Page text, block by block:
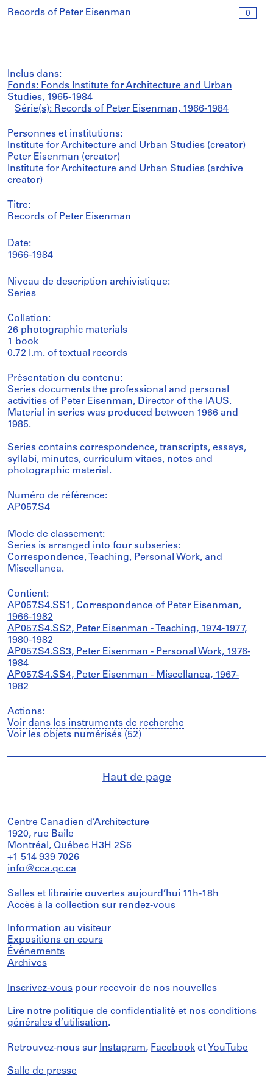
0
Records of Peter Eisenman
Inclus dans:
Fonds: Fonds Institute for Architecture and Urban
Studies, 1965-1984
Série(s): Records of Peter Eisenman, 1966-1984
Personnes et institutions:
Institute for Architecture and Urban Studies (creator)
Peter Eisenman (creator)
Institute for Architecture and Urban Studies (archive
creator)
Titre:
Records of Peter Eisenman
Date:
1966-1984
Niveau de description archivistique:
Series
Collation:
26 photographic materials
1 book
0.72 l.m. of textual records
Présentation du contenu:
Series documents the professional and personal
activities of Peter Eisenman, Director of the IAUS.
Material in series was produced between 1966 and
1985.
Series contains correspondence, transcripts, essays,
syllabi, minutes, curriculum vitaes, notes and
photographic material.
Numéro de référence:
AP057.S4
Mode de classement:
Series is arranged into four subseries:
Correspondence, Teaching, Personal Work, and
Miscellanea.
Contient:
AP057.S4.SS1, Correspondence of Peter Eisenman,
1966-1982
AP057.S4.SS2, Peter Eisenman - Teaching, 1974-1977,
1980-1982
AP057.S4.SS3, Peter Eisenman - Personal Work, 1976-
1984
AP057.S4.SS4, Peter Eisenman - Miscellanea, 1967-
1982
Actions:
Voir dans les instruments de recherche
Voir les objets numérisés (52)
Haut de page
Centre Canadien d’Architecture
1920, rue Baile
Montréal, Québec H3H 2S6
+1 514 939 7026
info@cca.qc.ca
Salles et librairie ouvertes aujourd’hui 11h-18h
Accès à la collection sur rendez-vous
Information au visiteur
Expositions en cours
Événements
Archives
Inscrivez-vous pour recevoir de nos nouvelles
Lire notre politique de confidentialité et nos conditions
générales d’utilisation.
Retrouvez-nous sur Instagram, Facebook et YouTube
Salle de presse